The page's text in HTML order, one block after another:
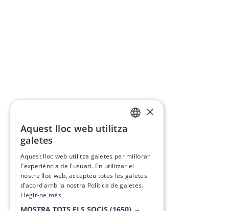
×
Aquest lloc web utilitza
galetes
Aquest lloc web utilitza galetes per millorar
l'experiència de l'usuari. En utilitzar el
nostre lloc web, accepteu totes les galetes
d’acord amb la nostra Política de galetes.
Llegir-ne més